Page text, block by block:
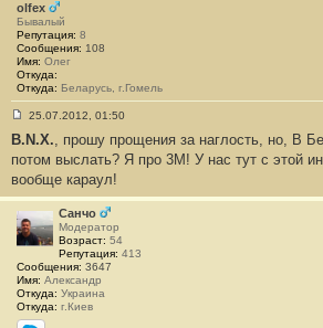
olfex
Бывалый
Репутация: 8
Сообщения: 108
Имя: Олег
Откуда:
Откуда: Беларусь, г.Гомель
о
б
щ
и
е
#
1
25.07.2012, 01:50
B.N.X., прошу прощения за наглость, но, В
потом выслать? Я про 3М! У нас тут с этой
вообще караул!
Санчо
Модератор
Возраст: 54
Репутация: 413
Сообщения: 3647
Имя: Александр
Откуда: Украина
Откуда: г.Киев